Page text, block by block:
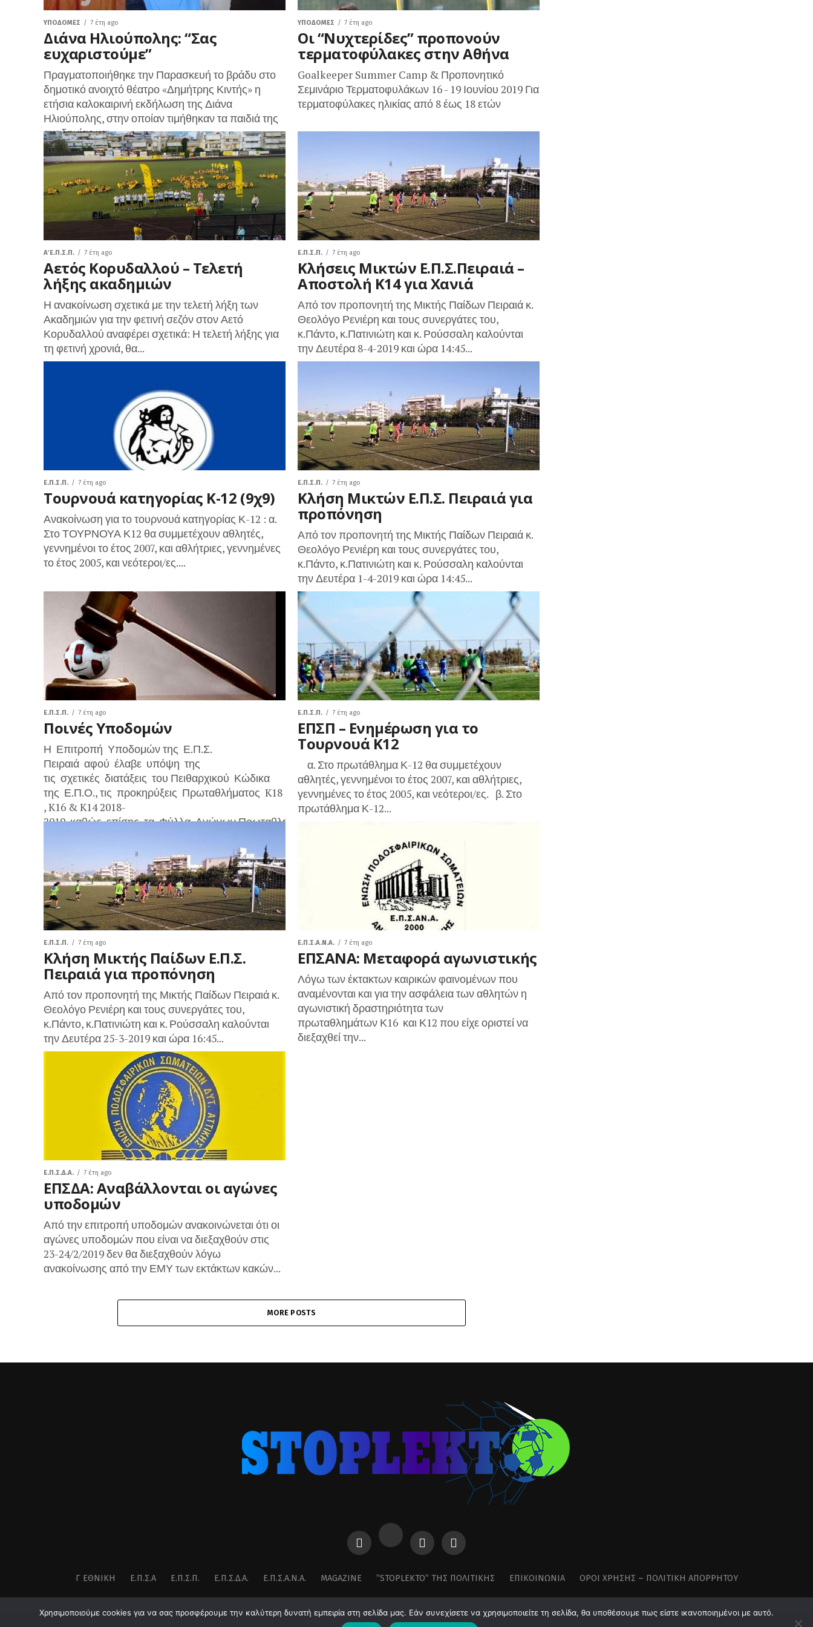
ΥΠΟΔΟΜΈΣ 7 έτη ago
Διάνα Ηλιούπολης: “Σας
ευχαριστούμε”
Πραγματοποιήθηκε την Παρασκευή το βράδυ στο
δημοτικό ανοιχτό θέατρο «Δημήτρης Κιντής» η
ετήσια καλοκαιρινή εκδήλωση της Διάνα
Ηλιούπολης, στην οποίαν τιμήθηκαν τα παιδιά της
ακαδημίας και...
ΥΠΟΔΟΜΈΣ 7 έτη ago
Οι “Νυχτερίδες” προπονούν
τερματοφύλακες στην Αθήνα
Goalkeeper Summer Camp & Προπονητικό
Σεμινάριο Τερματοφυλάκων 16 - 19 Ιουνίου 2019 Για
τερματοφύλακες ηλικίας από 8 έως 18 ετών
Α΄ Ε.Π.Σ.Π. 7 έτη ago
Αετός Κορυδαλλού – Τελετή
λήξης ακαδημιών
Η ανακοίνωση σχετικά με την τελετή λήξη των
Ακαδημιών για την φετινή σεζόν στον Αετό
Κορυδαλλού αναφέρει σχετικά: Η τελετή λήξης για
τη φετινή χρονιά, θα...
Ε.Π.Σ.Π. 7 έτη ago
Κλήσεις Μικτών Ε.Π.Σ.Πειραιά –
Aποστολή Κ14 για Χανιά
Από τον προπονητή της Μικτής Παίδων Πειραιά κ.
Θεολόγο Ρενιέρη και τους συνεργάτες του,
κ.Πάντο, κ.Πατινιώτη και κ. Ρούσσαλη καλούνται
την Δευτέρα 8-4-2019 και ώρα 14:45...
Ε.Π.Σ.Π. 7 έτη ago
Τουρνουά κατηγορίας Κ-12 (9χ9)
Ανακοίνωση για το τουρνουά κατηγορίας Κ-12 : α.
Στο ΤΟΥΡΝΟΥΑ Κ12 θα συμμετέχουν αθλητές,
γεννημένοι το έτος 2007, και αθλήτριες, γεννημένες
το έτος 2005, και νεότεροι/ες....
Ε.Π.Σ.Π. 7 έτη ago
Κλήση Μικτών Ε.Π.Σ. Πειραιά για
προπόνηση
Από τον προπονητή της Μικτής Παίδων Πειραιά κ.
Θεολόγο Ρενιέρη και τους συνεργάτες του,
κ.Πάντο, κ.Πατινιώτη και κ. Ρούσσαλη καλούνται
την Δευτέρα 1-4-2019 και ώρα 14:45...
Ε.Π.Σ.Π. 7 έτη ago
Ποινές Υποδομών
Η Επιτροπή Υποδομών της Ε.Π.Σ.
Πειραιά αφού έλαβε υπόψη της
τις σχετικές διατάξεις του Πειθαρχικού Κώδικα
της Ε.Π.Ο., τις προκηρύξεις Πρωταθλήματος K18
, K16 & K14 2018-
2019 καθώς επίσης τα Φύλλα Αγώνων Πρωταθλήματος K16
σε σωματεία ως εξής: Ο αγώνας του
Πρωταθλήματος Κ14-1 της 10/2/2019 μεταξύ των
ομάδων ΔΙΑΣ...
Ε.Π.Σ.Π. 7 έτη ago
ΕΠΣΠ – Ενημέρωση για το
Τουρνουά Κ12
α. Στο πρωτάθλημα Κ-12 θα συμμετέχουν
αθλητές, γεννημένοι το έτος 2007, και αθλήτριες,
γεννημένες το έτος 2005, και νεότεροι/ες. β. Στο
πρωτάθλημα Κ-12...
Ε.Π.Σ.Π. 7 έτη ago
Κλήση Μικτής Παίδων Ε.Π.Σ.
Πειραιά για προπόνηση
Από τον προπονητή της Μικτής Παίδων Πειραιά κ.
Θεολόγο Ρενιέρη και τους συνεργάτες του,
κ.Πάντο, κ.Πατινιώτη και κ. Ρούσσαλη καλούνται
την Δευτέρα 25-3-2019 και ώρα 16:45...
Ε.Π.Σ.Α.Ν.Α. 7 έτη ago
ΕΠΣΑΝΑ: Μεταφορά αγωνιστικής
Λόγω των έκτακτων καιρικών φαινομένων που
αναμένονται και για την ασφάλεια των αθλητών η
αγωνιστική δραστηριότητα των
πρωταθλημάτων Κ16 και Κ12 που είχε οριστεί να
διεξαχθεί την...
Ε.Π.Σ.Δ.Α. 7 έτη ago
ΕΠΣΔΑ: Αναβάλλονται οι αγώνες
υποδομών
Από την επιτροπή υποδομών ανακοινώνεται ότι οι
αγώνες υποδομών που είναι να διεξαχθούν στις
23-24/2/2019 δεν θα διεξαχθούν λόγω
ανακοίνωσης από την ΕΜΥ των εκτάκτων κακών...
MORE POSTS
Γ ΕΘΝΙΚΉ Ε.Π.Σ.Α Ε.Π.Σ.Π. Ε.Π.Σ.Δ.Α. Ε.Π.Σ.Α.Ν.Α. MAGAZINE ”STOPLEKTO” ΤΗΣ ΠΟΛΙΤΙΚΗΣ ΕΠΙΚΟΙΝΩΝΊΑ ΌΡΟΙ ΧΡΉΣΗΣ – ΠΟΛΙΤΙΚΉ ΑΠΟΡΡΉΤΟΥ
Χρησιμοποιούμε cookies για να σας προσφέρουμε την καλύτερη δυνατή εμπειρία στη σελίδα μας. Εάν συνεχίσετε να χρησιμοποιείτε τη σελίδα, θα υποθέσουμε πως είστε ικανοποιημένοι με αυτό.